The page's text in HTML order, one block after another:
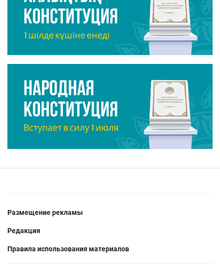
Размещение рекламы
Редакция
Правила использования материалов